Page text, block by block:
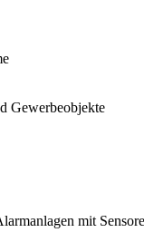
Gewerbeobjekte
mit